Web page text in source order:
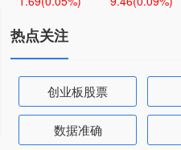
热点关注
创业板股票
数据准确